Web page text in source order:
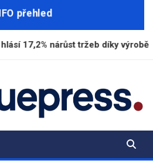
přehled
tržeb díky výrobě munice
životem